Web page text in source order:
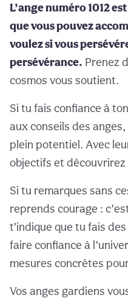
L’ange numéro 1012
que vous pouvez
voulez si vous
persévérance. Prenez
cosmos vous soutient.
Si tu fais confiance à
aux conseils des
plein potentiel. Avec
objectifs et découvrirez
Si tu remarques sans
reprends courage :
t’indique que tu fais
faire confiance à
mesures concrètes
Vos anges gardiens